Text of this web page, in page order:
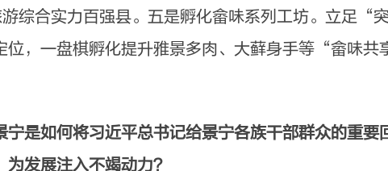
综合实力百强县。五是孵化畲味系列工坊。立足“
，一盘棋孵化提升雅景多肉、大藓身手等“畲味
宁是如何将习近平总书记给景宁各族干部群众的重
发展注入不竭动力？